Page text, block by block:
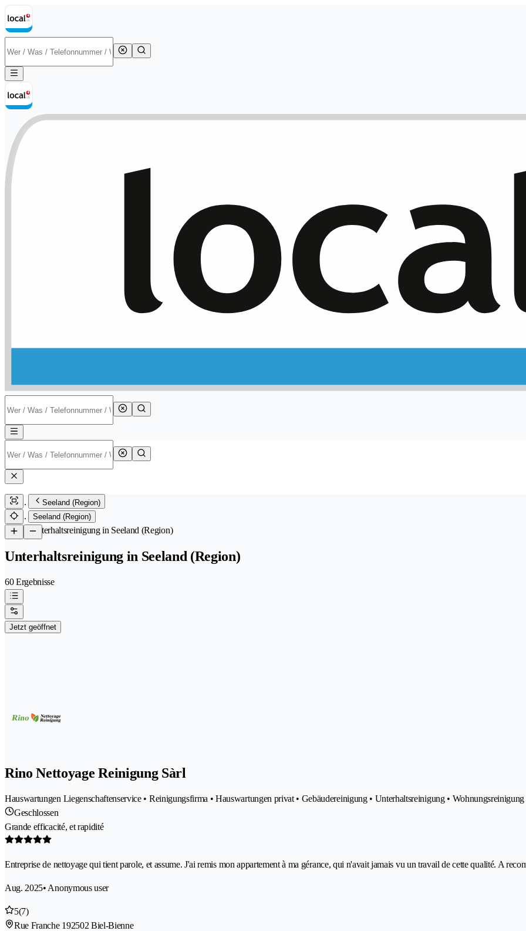
Seeland (Region)
Seeland (Region)
/Unterhaltsreinigung in Seeland (Region)
Unterhaltsreinigung in Seeland (Region)
60 Ergebnisse
Jetzt geöffnet
Rino Nettoyage Reinigung Sàrl
Hauswartungen Liegenschaftenservice • Reinigungsfirma • Hauswartungen privat • Gebäudereinigung • Unterhaltsreinigung •
Geschlossen
Grande efficacité, et rapidité
Entreprise de nettoyage qui tient parole, et assume. J'ai remis mon appartement à ma gérance, qui n'avait jamais vu un travail de cette qualité. A
Aug. 2025• Anonymous user
5(7)
Rue Franche 192502 Biel-Bienne